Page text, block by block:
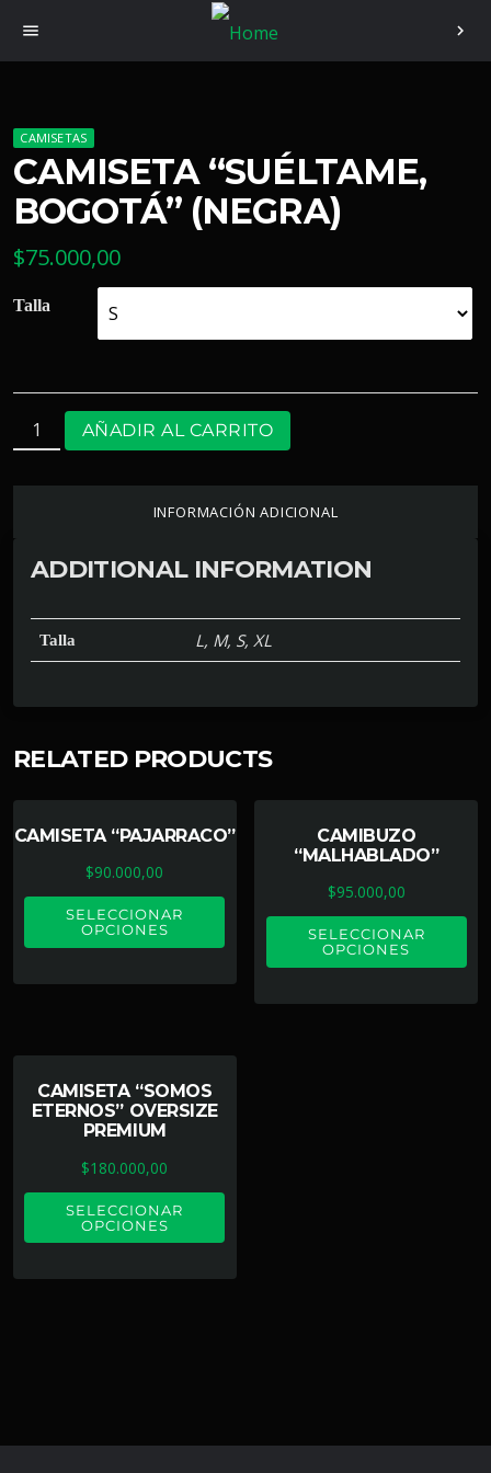
menu chevron_right
CAMISETAS
CAMISETA “SUÉLTAME,
BOGOTÁ” (NEGRA)
$75.000,00
Talla
AÑADIR AL CARRITO
INFORMACIÓN ADICIONAL
ADDITIONAL INFORMATION
Talla L, M, S, XL
RELATED PRODUCTS
CAMISETA “PAJARRACO”
$90.000,00
SELECCIONAR
OPCIONES
CAMIBUZO
“MALHABLADO”
$95.000,00
SELECCIONAR
OPCIONES
CAMISETA “SOMOS
ETERNOS” OVERSIZE
PREMIUM
$180.000,00
SELECCIONAR
OPCIONES